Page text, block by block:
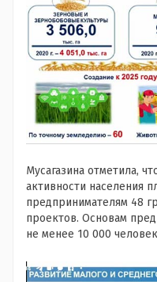
Мусагазина отметила,
активности населения
предпринимателям 48
проектов. Основам
не менее 10 000